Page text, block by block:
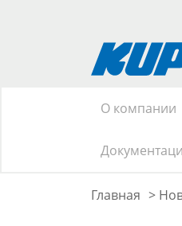
О компании
Главная >